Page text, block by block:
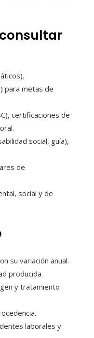
para metas de
certificaciones de
social, guía),
de
social y de
su variación anual.
producida.
y tratamiento
laborales y